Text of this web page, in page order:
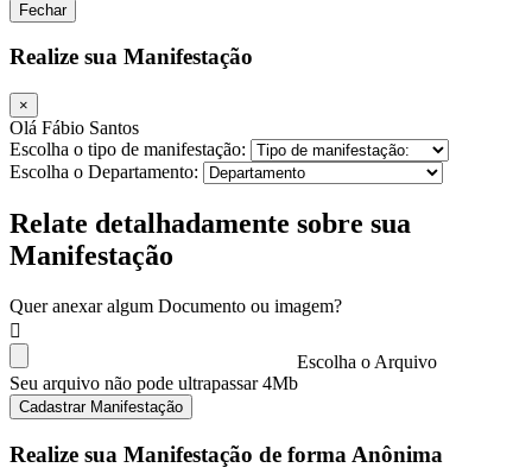
Fechar
Realize sua Manifestação
×
Olá Fábio Santos
Escolha o tipo de manifestação:
Escolha o Departamento:
Relate detalhadamente sobre sua
Manifestação
Quer anexar algum Documento ou imagem?
Escolha o Arquivo
Seu arquivo não pode ultrapassar 4Mb
Cadastrar Manifestação
Realize sua Manifestação de forma Anônima